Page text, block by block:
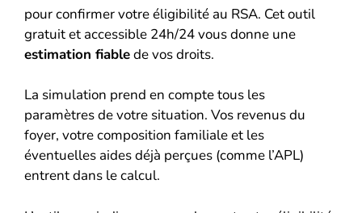
pour confirmer votre éligibilité au RSA. Cet outil
gratuit et accessible 24h/24 vous donne une
estimation fiablede vos droits.
La simulation prend en compte tous les
paramètres de votre situation. Vos revenus du
foyer, votre composition familiale et les
éventuelles aides déjà perçues (comme l’APL)
entrent dans le calcul.